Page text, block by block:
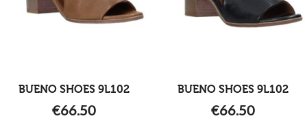
BUENO SHOES 9L102
€66.50
BUENO SHOES 9L102
€66.50